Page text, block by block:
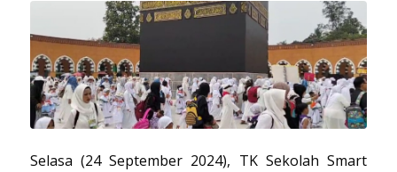
Selasa (24 September 2024), TK Sekolah Smart